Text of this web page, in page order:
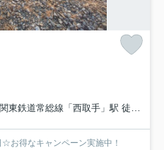
関東鉄道常総線「西取手」駅 徒歩36分
お得なキャンペーン実施中！